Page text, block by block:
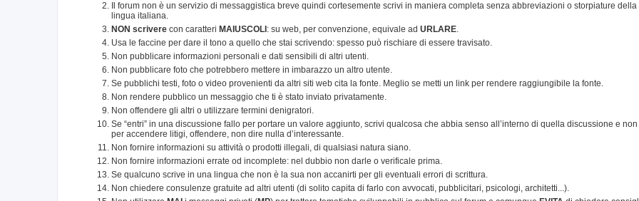
Il forum non è un servizio di messaggistica breve quindi cortesemente scrivi in maniera completa senza abbreviazioni o storpiature della
lingua italiana.
NON scrivere con caratteri MAIUSCOLI : su web, per convenzione, equivale ad URLARE.
Usa le faccine per dare il tono a quello che stai scrivendo: spesso può rischiare di essere travisato.
Non pubblicare informazioni personali e dati sensibili di altri utenti.
Non pubblicare foto che potrebbero mettere in imbarazzo un altro utente.
Se pubblichi testi, foto o video provenienti da altri siti web cita la fonte. Meglio se metti un link per rendere raggiungibile la fonte.
Non rendere pubblico un messaggio che ti è stato inviato privatamente.
Non offendere gli altri o utilizzare termini denigratori.
Se “entri” in una discussione fallo per portare un valore aggiunto, scrivi qualcosa che abbia senso all’interno di quella discussione e non
per accendere litigi, offendere, non dire nulla d’interessante.
Non fornire informazioni su attività o prodotti illegali, di qualsiasi natura siano.
Non fornire informazioni errate od incomplete: nel dubbio non darle o verificale prima.
Se qualcuno scrive in una lingua che non è la sua non accanirti per gli eventuali errori di scrittura.
Non chiedere consulenze gratuite ad altri utenti (di solito capita di farlo con avvocati, pubblicitari, psicologi, architetti...).